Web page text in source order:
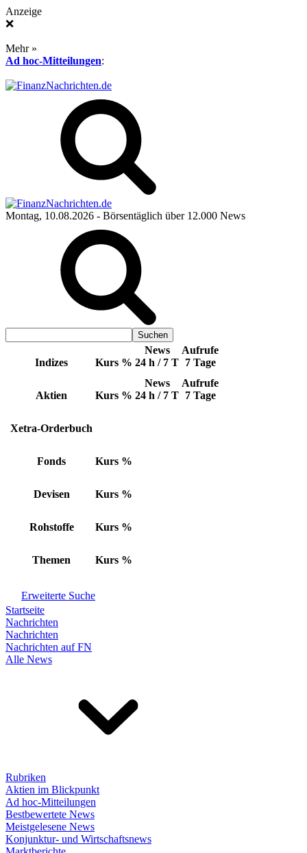
Anzeige
❌
Mehr »
Ad hoc-Mitteilungen:
Montag, 10.08.2026 - Börsentäglich über 12.000 News
Indizes Kurs %
News
24 h / 7 T
Aufrufe
7 Tage
Aktien Kurs %
News
24 h / 7 T
Aufrufe
7 Tage
Xetra-Orderbuch
Fonds Kurs %
Devisen Kurs %
Rohstoffe Kurs %
Themen Kurs %
Erweiterte Suche
Startseite
Nachrichten
Nachrichten
Nachrichten auf FN
Alle News
Rubriken
Aktien im Blickpunkt
Ad hoc-Mitteilungen
Bestbewertete News
Meistgelesene News
Konjunktur- und Wirtschaftsnews